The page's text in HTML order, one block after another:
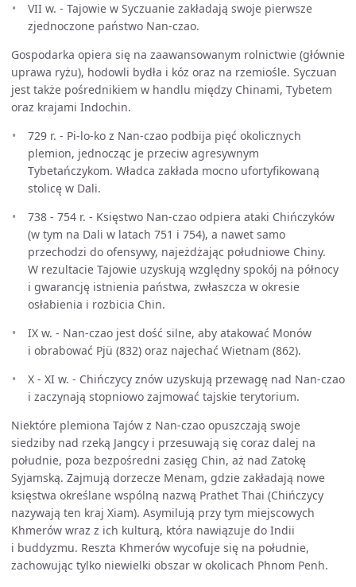
VII w. - Tajowie w Syczuanie zakładają swoje pierwsze
zjednoczone państwo Nan-czao.
Gospodarka opiera się na zaawansowanym rolnictwie (głównie
uprawa ryżu), hodowli bydła i kóz oraz na rzemiośle. Syczuan
jest także pośrednikiem w handlu między Chinami, Tybetem
oraz krajami Indochin.
729 r. - Pi-lo-ko z Nan-czao podbija pięć okolicznych
plemion, jednocząc je przeciw agresywnym
Tybetańczykom. Władca zakłada mocno ufortyfikowaną
stolicę w Dali.
738 - 754 r. - Księstwo Nan-czao odpiera ataki Chińczyków
(w tym na Dali w latach 751 i 754), a nawet samo
przechodzi do ofensywy, najeżdżając południowe Chiny.
W rezultacie Tajowie uzyskują względny spokój na północy
i gwarancję istnienia państwa, zwłaszcza w okresie
osłabienia i rozbicia Chin.
IX w. - Nan-czao jest dość silne, aby atakować Monów
i obrabować Pjü (832) oraz najechać Wietnam (862).
X - XI w. - Chińczycy znów uzyskują przewagę nad Nan-czao
i zaczynają stopniowo zajmować tajskie terytorium.
Niektóre plemiona Tajów z Nan-czao opuszczają swoje
siedziby nad rzeką Jangcy i przesuwają się coraz dalej na
południe, poza bezpośredni zasięg Chin, aż nad Zatokę
Syjamską. Zajmują dorzecze Menam, gdzie zakładają nowe
księstwa określane wspólną nazwą Prathet Thai (Chińczycy
nazywają ten kraj Xiam). Asymilują przy tym miejscowych
Khmerów wraz z ich kulturą, która nawiązuje do Indii
i buddyzmu. Reszta Khmerów wycofuje się na południe,
zachowując tylko niewielki obszar w okolicach Phnom Penh.